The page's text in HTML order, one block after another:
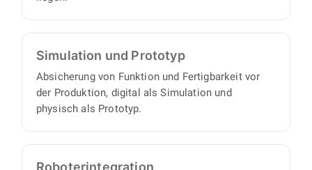
Ihnen einen vollständigen Satz an
Konstruktionsunterlagen, mit minimalem
Abstimmungs- und Aufsichtsaufwand auf Ihrer
Seite.
Simulation und Prototyp
Absicherung von Funktion und Fertigbarkeit vor
der Produktion, digital als Simulation und
physisch als Prototyp.
Roboter­integration